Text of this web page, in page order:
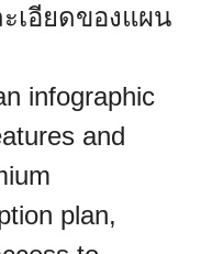
เอียดของแผน
infographic
and
plan,